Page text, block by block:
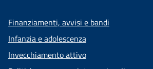
Finanziamenti, avvisi e bandi
Infanzia e adolescenza
Invecchiamento attivo